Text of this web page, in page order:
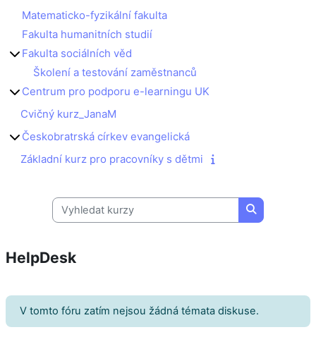
Matematicko-fyzikální fakulta
Fakulta humanitních studií
Fakulta sociálních věd
Školení a testování zaměstnanců
Centrum pro podporu e-learningu UK
Cvičný kurz_JanaM
Českobratrská církev evangelická
Základní kurz pro pracovníky s dětmi
Vyhledat kurzy
Vyhledat
HelpDesk
V tomto fóru zatím nejsou žádná témata diskuse.